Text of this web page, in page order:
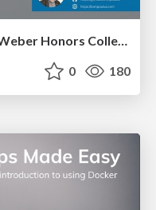
Professional Development - Weber Honors College
0 180